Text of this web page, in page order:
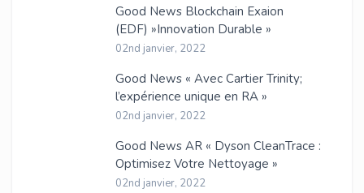
Good News Blockchain Exaion
(EDF) »Innovation Durable »
02nd janvier, 2022
Good News « Avec Cartier Trinity;
l’expérience unique en RA »
02nd janvier, 2022
Good News AR « Dyson CleanTrace :
Optimisez Votre Nettoyage »
02nd janvier, 2022